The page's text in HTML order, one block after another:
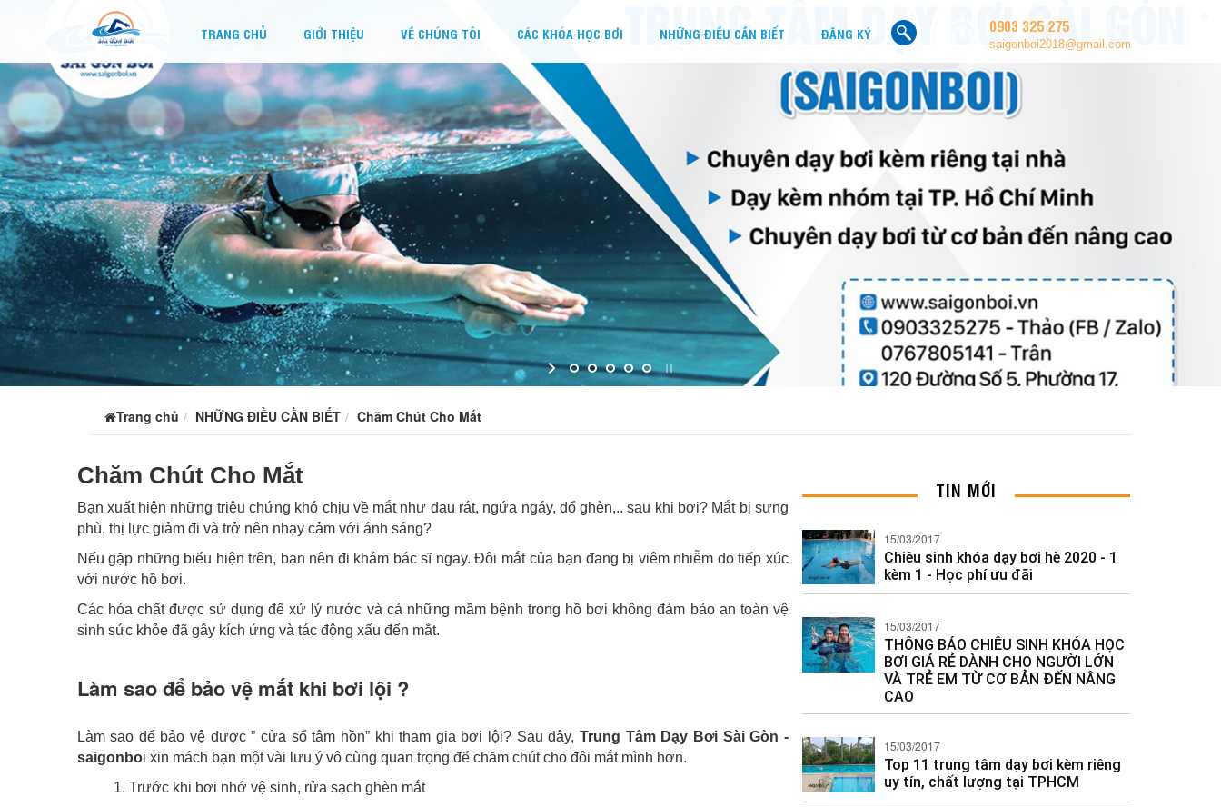
0903 325 275
saigonboi2018@gmail.com
TRANG CHỦ GIỚI THIỆU VỀ CHÚNG TÔI CÁC KHÓA HỌC BƠI NHỮNG ĐIỀU CẦN BIẾT ĐĂNG KÝ
Trang chủ NHỮNG ĐIỀU CẦN BIẾT Chăm Chút Cho Mắt
Chăm Chút Cho Mắt
Bạn xuất hiện những triệu chứng khó chịu về mắt như đau rát, ngứa ngáy, đổ ghèn,.. sau khi bơi? Mắt bị sưng
phù, thị lực giảm đi và trở nên nhạy cảm với ánh sáng?
Nếu gặp những biểu hiện trên, bạn nên đi khám bác sĩ ngay. Đôi mắt của bạn đang bị viêm nhiễm do tiếp xúc
với nước hồ bơi.
Các hóa chất được sử dụng để xử lý nước và cả những mầm bệnh trong hồ bơi không đảm bảo an toàn vệ
sinh sức khỏe đã gây kích ứng và tác động xấu đến mắt.
Làm sao để bảo vệ mắt khi bơi lội ?
Làm sao để bảo vệ được ” cửa sổ tâm hồn” khi tham gia bơi lội? Sau đây, Trung Tâm Dạy Bơi Sài Gòn -
saigonboi xin mách bạn một vài lưu ý vô cùng quan trọng để chăm chút cho đôi mắt mình hơn.
1. Trước khi bơi nhớ vệ sinh, rửa sạch ghèn mắt
TIN MỚI
15/03/2017
Chiêu sinh khóa dạy bơi hè 2020 - 1
kèm 1 - Học phí ưu đãi
15/03/2017
THÔNG BÁO CHIÊU SINH KHÓA HỌC
BƠI GIÁ RẺ DÀNH CHO NGƯỜI LỚN
VÀ TRẺ EM TỪ CƠ BẢN ĐẾN NÂNG
CAO
15/03/2017
Top 11 trung tâm dạy bơi kèm riêng
uy tín, chất lượng tại TPHCM